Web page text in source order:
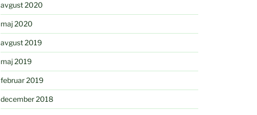
avgust 2020
maj 2020
avgust 2019
maj 2019
februar 2019
december 2018